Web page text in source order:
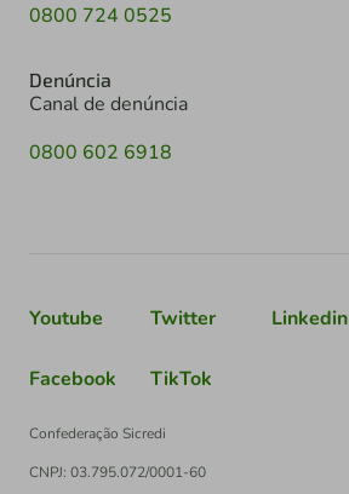
0800 724 0525
Denúncia
Canal de denúncia
0800 602 6918
Youtube Twitter Linkedin
Facebook TikTok
Confederação Sicredi
CNPJ: 03.795.072/0001-60